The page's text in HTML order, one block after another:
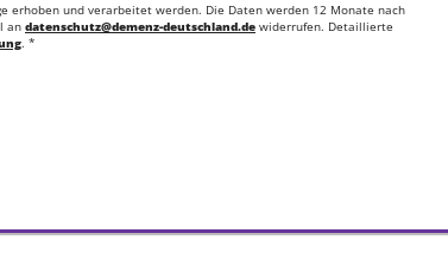
erhoben und verarbeitet werden. Die Daten werden 12 Monate nach
an datenschutz@demenz-deutschland.de widerrufen. Detaillierte
. *